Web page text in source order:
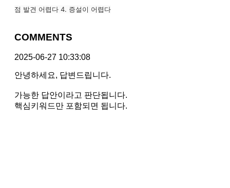
점 발견 어렵다 4. 증설이 어렵다
COMMENTS
2025-06-27 10:33:08
안녕하세요, 답변드립니다.
가능한 답안이라고 판단됩니다.
핵심키워드만 포함되면 됩니다.